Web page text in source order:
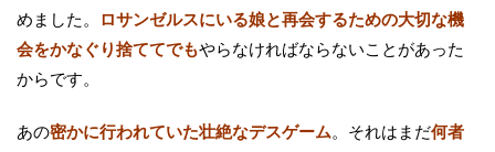
めました。
ロサンゼルスにいる娘と再会するための大切な機
会をかなぐり捨ててでもやらなければならないことがあった
からです。
あの密かに行われていた壮絶なデスゲーム。それはまだ何者